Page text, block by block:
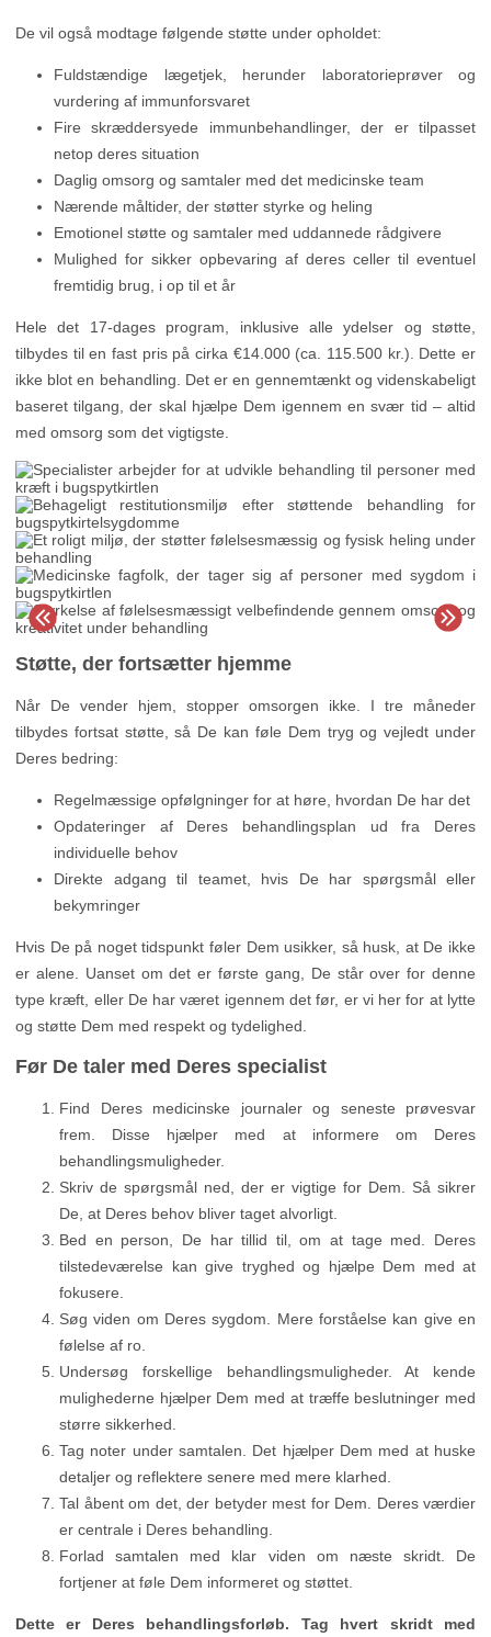
De vil også modtage følgende støtte under opholdet:
Fuldstændige lægetjek, herunder laboratorieprøver og
vurdering af immunforsvaret
Fire skræddersyede immunbehandlinger, der er tilpasset
netop deres situation
Daglig omsorg og samtaler med det medicinske team
Nærende måltider, der støtter styrke og heling
Emotionel støtte og samtaler med uddannede rådgivere
Mulighed for sikker opbevaring af deres celler til eventuel
fremtidig brug, i op til et år
Hele det 17-dages program, inklusive alle ydelser og støtte,
tilbydes til en fast pris på cirka €14.000 (ca. 115.500 kr.). Dette er
ikke blot en behandling. Det er en gennemtænkt og videnskabeligt
baseret tilgang, der skal hjælpe Dem igennem en svær tid – altid
med omsorg som det vigtigste.
Støtte, der fortsætter hjemme
Når De vender hjem, stopper omsorgen ikke. I tre måneder
tilbydes fortsat støtte, så De kan føle Dem tryg og vejledt under
Deres bedring:
Regelmæssige opfølgninger for at høre, hvordan De har det
Opdateringer af Deres behandlingsplan ud fra Deres
individuelle behov
Direkte adgang til teamet, hvis De har spørgsmål eller
bekymringer
Hvis De på noget tidspunkt føler Dem usikker, så husk, at De ikke
er alene. Uanset om det er første gang, De står over for denne
type kræft, eller De har været igennem det før, er vi her for at lytte
og støtte Dem med respekt og tydelighed.
Før De taler med Deres specialist
Find Deres medicinske journaler og seneste prøvesvar
frem. Disse hjælper med at informere om Deres
behandlingsmuligheder.
Skriv de spørgsmål ned, der er vigtige for Dem. Så sikrer
De, at Deres behov bliver taget alvorligt.
Bed en person, De har tillid til, om at tage med. Deres
tilstedeværelse kan give tryghed og hjælpe Dem med at
fokusere.
Søg viden om Deres sygdom. Mere forståelse kan give en
følelse af ro.
Undersøg forskellige behandlingsmuligheder. At kende
mulighederne hjælper Dem med at træffe beslutninger med
større sikkerhed.
Tag noter under samtalen. Det hjælper Dem med at huske
detaljer og reflektere senere med mere klarhed.
Tal åbent om det, der betyder mest for Dem. Deres værdier
er centrale i Deres behandling.
Forlad samtalen med klar viden om næste skridt. De
fortjener at føle Dem informeret og støttet.
Dette er Deres behandlingsforløb. Tag hvert skridt med